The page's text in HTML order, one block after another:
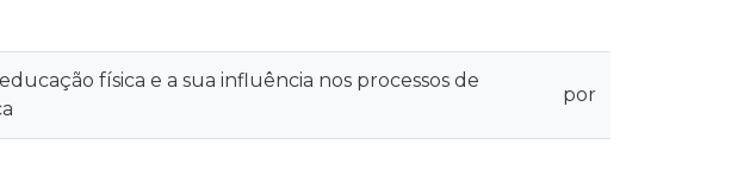
física e a sua influência nos processos de
por